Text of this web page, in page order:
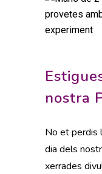
nostra
No et perdis
dia dels
xerrades